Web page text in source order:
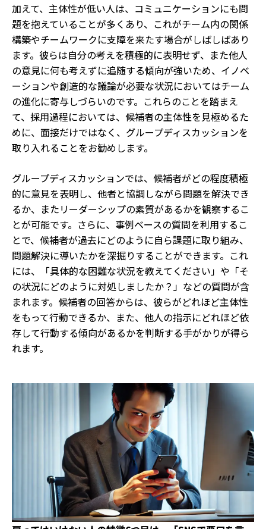
加えて、主体性が低い人は、コミュニケーションにも問
題を抱えていることが多くあり、これがチーム内の関係
構築やチームワークに支障を来たす場合がしばしばあり
ます。彼らは自分の考えを積極的に表明せず、また他人
の意見に何も考えずに追随する傾向が強いため、イノベ
ーションや創造的な議論が必要な状況においてはチーム
の進化に寄与しづらいのです。これらのことを踏まえ
て、採用過程においては、候補者の主体性を見極めるた
めに、面接だけではなく、グループディスカッションを
取り入れることをお勧めします。
グループディスカッションでは、候補者がどの程度積極
的に意見を表明し、他者と協調しながら問題を解決でき
るか、またリーダーシップの素質があるかを観察するこ
とが可能です。さらに、事例ベースの質問を利用するこ
とで、候補者が過去にどのように自ら課題に取り組み、
問題解決に導いたかを深掘りすることができます。これ
には、「具体的な困難な状況を教えてください」や「そ
の状況にどのように対処しましたか？」などの質問が含
まれます。候補者の回答からは、彼らがどれほど主体性
をもって行動できるか、また、他人の指示にどれほど依
存して行動する傾向があるかを判断する手がかりが得ら
れます。